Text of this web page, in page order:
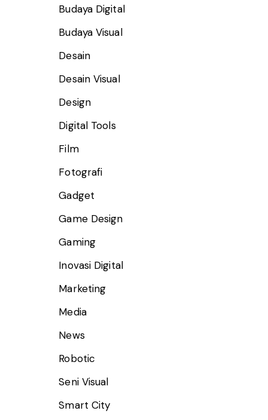
Budaya Digital
Budaya Visual
Desain
Desain Visual
Design
Digital Tools
Film
Fotografi
Gadget
Game Design
Gaming
Inovasi Digital
Marketing
Media
News
Robotic
Seni Visual
Smart City